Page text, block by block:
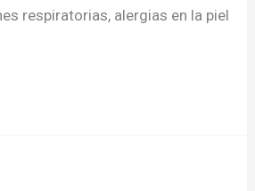
respiratorias, alergias en la piel